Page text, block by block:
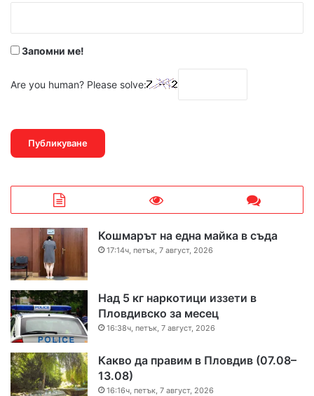
Запомни ме!
Are you human? Please solve:
Кошмарът на една майка в съда
17:14ч, петък, 7 август, 2026
Над 5 кг наркотици иззети в
Пловдивско за месец
16:38ч, петък, 7 август, 2026
Какво да правим в Пловдив (07.08–
13.08)
16:16ч, петък, 7 август, 2026